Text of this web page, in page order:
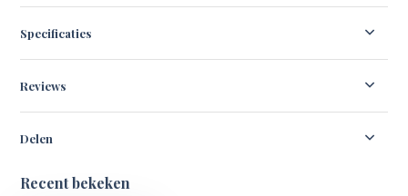
Specificaties
Reviews
Delen
Recent bekeken